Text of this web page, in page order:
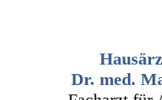
Dr. med.